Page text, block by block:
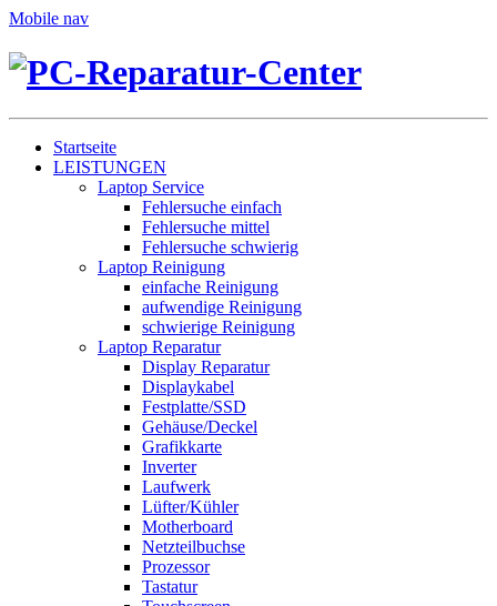
Mobile nav
Startseite
LEISTUNGEN
Laptop Service
Fehlersuche einfach
Fehlersuche mittel
Fehlersuche schwierig
Laptop Reinigung
einfache Reinigung
aufwendige Reinigung
schwierige Reinigung
Laptop Reparatur
Display Reparatur
Displaykabel
Festplatte/SSD
Gehäuse/Deckel
Grafikkarte
Inverter
Laufwerk
Lüfter/Kühler
Motherboard
Netzteilbuchse
Prozessor
Tastatur